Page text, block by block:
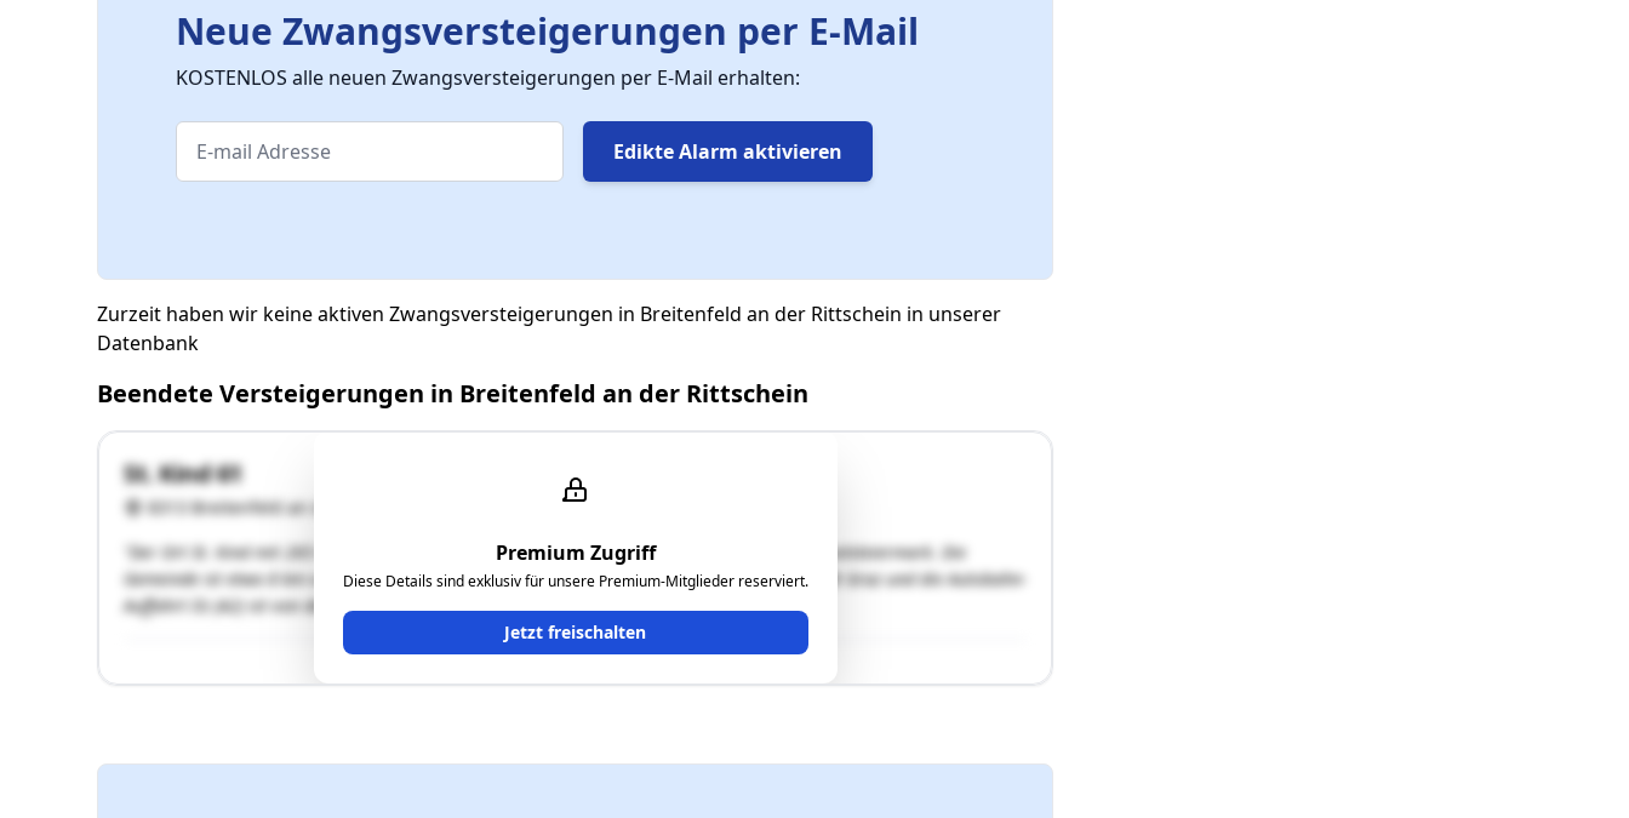
Neue Zwangsversteigerungen per E-Mail
KOSTENLOS alle neuen Zwangsversteigerungen per E-Mail erhalten:
Edikte Alarm aktivieren
Zurzeit haben wir keine aktiven Zwangsversteigerungen in Breitenfeld an der Rittschein in unserer
Datenbank
Beendete Versteigerungen in Breitenfeld an der Rittschein
Premium Zugriff
Diese Details sind exklusiv für unsere Premium-Mitglieder reserviert.
Jetzt freischalten
St. Kind 61
8313 Breitenfeld an der Rittschein
"Der Ort St. Kind mit 265 Einwohnern liegt in der Marktgemeinde Riegersburg im Bezirk Südoststeiermark. Die
Gemeinde ist etwa 8 km von der Bezirksstadt Feldbach, etwa 50 km von der Landeshauptstadt Graz und die Autobahn-
Auffahrt Ilz (A2) ist von der …"